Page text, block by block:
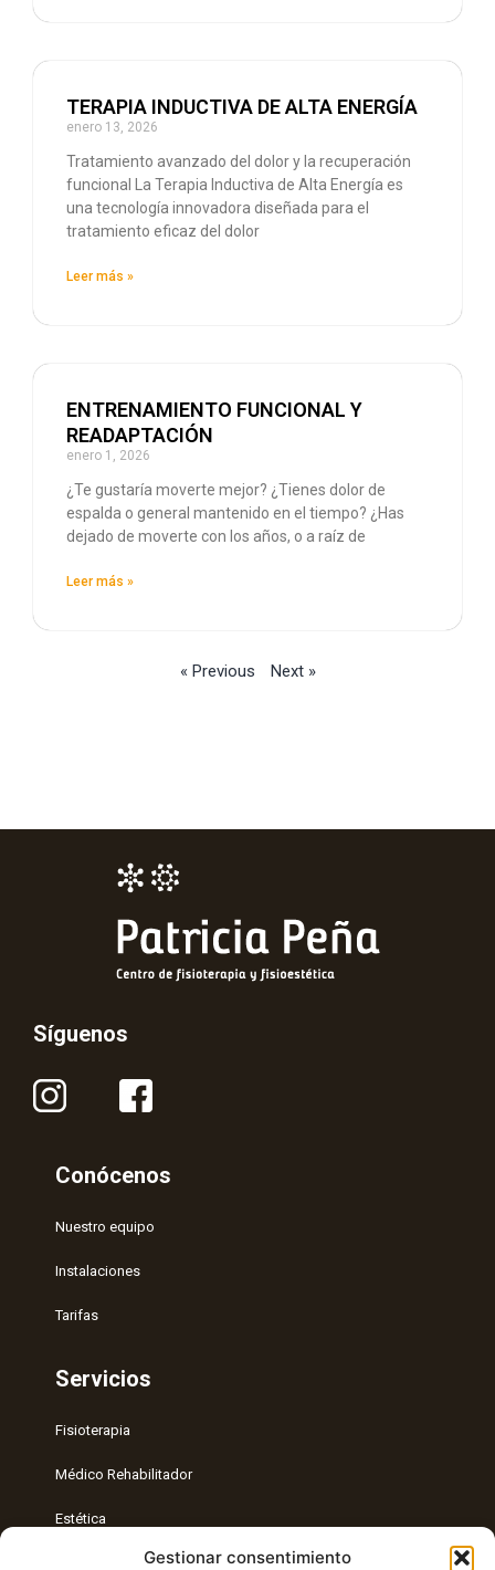
Gestionar consentimiento
TERAPIA INDUCTIVA DE ALTA ENERGÍA
enero 13, 2026
Tratamiento avanzado del dolor y la recuperación
funcional La Terapia Inductiva de Alta Energía es
una tecnología innovadora diseñada para el
tratamiento eficaz del dolor
Leer más »
ENTRENAMIENTO FUNCIONAL Y
READAPTACIÓN
enero 1, 2026
¿Te gustaría moverte mejor? ¿Tienes dolor de
espalda o general mantenido en el tiempo? ¿Has
dejado de moverte con los años, o a raíz de
Leer más »
« Previous Next »
Síguenos
Conócenos
Nuestro equipo
Instalaciones
Tarifas
Servicios
Fisioterapia
Médico Rehabilitador
Estética
Entrenamiento Personal